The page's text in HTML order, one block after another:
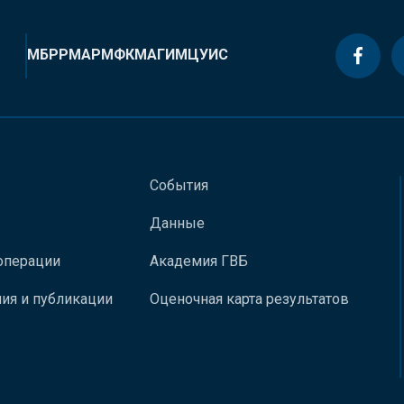
МБРРМАРМФКМАГИМЦУИС
и публикации
События
Данные
Академия ГВБ
Оценочная карта результатов